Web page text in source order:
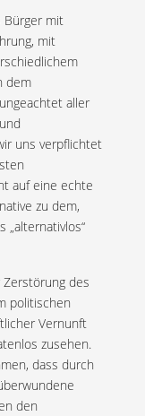
Bürger mit
mit
dem
aller
uns verpflichtet
auf eine echte
zu dem,
„alternativlos“
des
politischen
Vernunft
zusehen.
dass durch
den